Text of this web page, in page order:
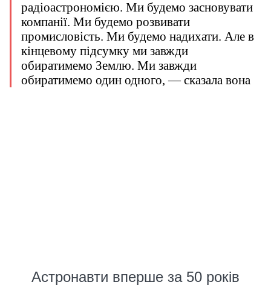
радіоастрономією. Ми будемо засновувати
компанії. Ми будемо розвивати
промисловість. Ми будемо надихати. Але в
кінцевому підсумку ми завжди
обиратимемо Землю. Ми завжди
обиратимемо один одного, — сказала вона
Астронавти вперше за 50 років